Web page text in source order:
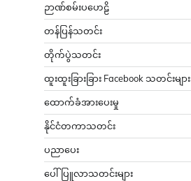
ဉာဏ်စမ်းပဟေဠိ
တန်ပြန်သတင်း
တိုက်ပွဲသတင်း
ထူးထူးခြားခြား Facebook သတင်းများ
ထောက်ခံအားပေးမှု
နိုင်ငံတကာသတင်း
ပညာပေး
ပေါ်ပြူလာသတင်းများ